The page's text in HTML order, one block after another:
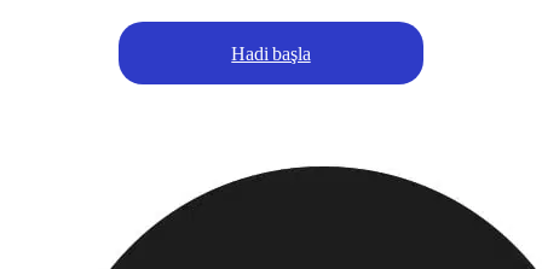
Hadi başla